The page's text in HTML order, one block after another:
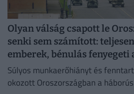
Olyan válság csapott le
senki sem számított:
emberek, bénulás fenyegeti
Súlyos munkaerőhiányt és
okozott Oroszországban a